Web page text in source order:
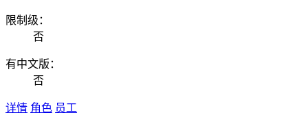
限制级：
否
有中文版：
否
详情 角色 员工